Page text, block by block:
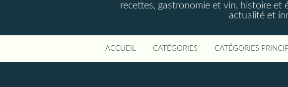
recettes, gastronomie et vin, histoire
actualité et
ACCUEIL CATÉGORIES CATÉGORIES